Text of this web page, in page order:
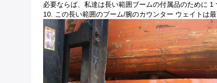
必要ならば、私達は長い範囲ブームの付属品のために
10. この長い範囲のブーム/腕のカウンター ウェイトは